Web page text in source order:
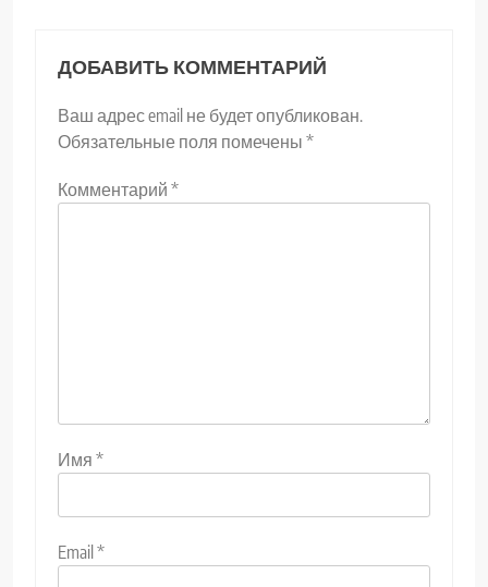
ДОБАВИТЬ КОММЕНТАРИЙ
Ваш адрес email не будет опубликован.
Обязательные поля помечены *
Комментарий *
Имя *
Email*